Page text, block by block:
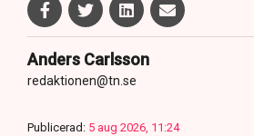
Anders Carlsson
redaktionen@tn.se
Publicerad: 5 aug 2026, 11:24